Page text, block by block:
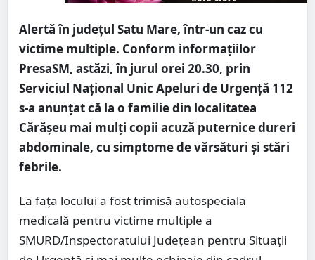
Alertă în județul Satu Mare, într-un caz cu
victime multiple. Conform informațiilor
PresaSM, astăzi, în jurul orei 20.30, prin
Serviciul Național Unic Apeluri de Urgență 112
s-a anunțat că la o familie din localitatea
Cărășeu mai mulți copii acuză puternice dureri
abdominale, cu simptome de vărsături și stări
febrile.
La fața locului a fost trimisă autospeciala
medicală pentru victime multiple a
SMURD/Inspectoratului Județean pentru Situații